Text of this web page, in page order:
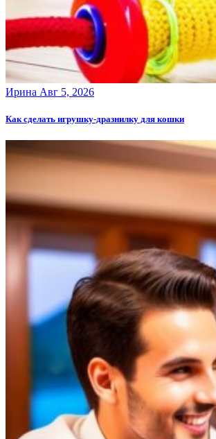
Ирина Авг 5, 2026
Как сделать игрушку-дразнилку для кошки